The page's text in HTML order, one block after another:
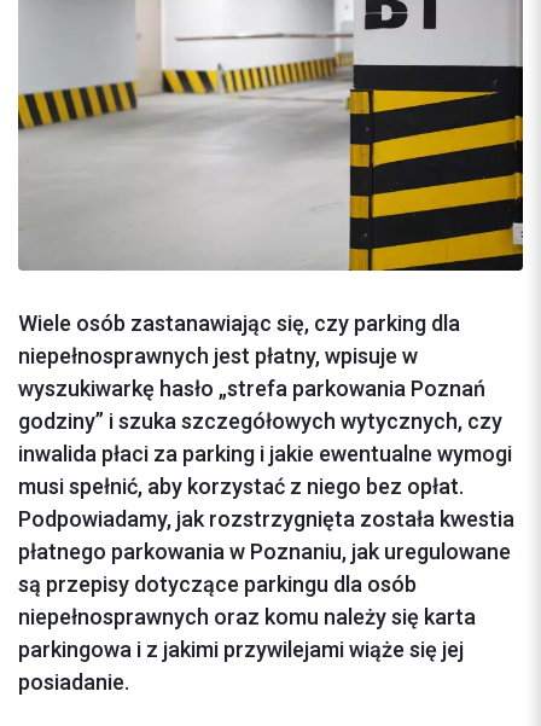
Wiele osób zastanawiając się, czy parking dla
niepełnosprawnych jest płatny, wpisuje w
wyszukiwarkę hasło „strefa parkowania Poznań
godziny” i szuka szczegółowych wytycznych, czy
inwalida płaci za parking i jakie ewentualne wymogi
musi spełnić, aby korzystać z niego bez opłat.
Podpowiadamy, jak rozstrzygnięta została kwestia
płatnego parkowania w Poznaniu, jak uregulowane
są przepisy dotyczące parkingu dla osób
niepełnosprawnych oraz komu należy się karta
parkingowa i z jakimi przywilejami wiąże się jej
posiadanie.